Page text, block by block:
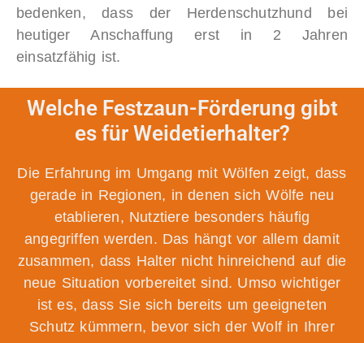
bedenken, dass der Herdenschutzhund bei
heutiger Anschaffung erst in 2 Jahren
einsatzfähig ist.
Welche Festzaun-Förderung gibt
es für Weidetierhalter?
Die Erfahrung im Umgang mit Wölfen zeigt, dass
gerade in Regionen, in denen sich Wölfe neu
etablieren, Nutztiere besonders häufig
angegriffen werden. Das hängt vor allem damit
zusammen, dass Halter nicht hinreichend auf die
neue Situation vorbereitet sind. Umso wichtiger
ist es, dass Sie sich bereits um geeigneten
Schutz kümmern, bevor sich der Wolf in Ihrer